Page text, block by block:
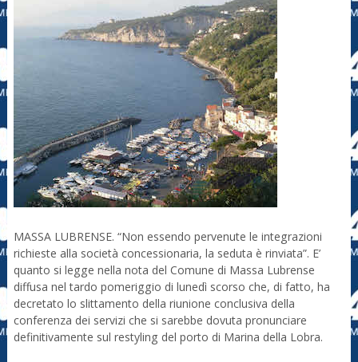
MASSA LUBRENSE. “Non essendo pervenute le integrazioni
richieste alla società concessionaria, la seduta è rinviata”. E’
quanto si legge nella nota del Comune di Massa Lubrense
diffusa nel tardo pomeriggio di lunedì scorso che, di fatto, ha
decretato lo slittamento della riunione conclusiva della
conferenza dei servizi che si sarebbe dovuta pronunciare
definitivamente sul restyling del porto di Marina della Lobra.